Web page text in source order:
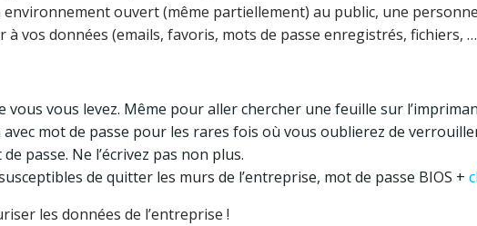
environnement ouvert (même partiellement) au public, une
vos données (emails, favoris, mots de passe enregistrés, fichiers,
vous levez. Même pour aller chercher une feuille sur
avec mot de passe pour les rares fois où vous oublierez de
passe. Ne l’écrivez pas non plus.
de quitter les murs de l’entreprise, mot de passe BIOS +
les données de l’entreprise !